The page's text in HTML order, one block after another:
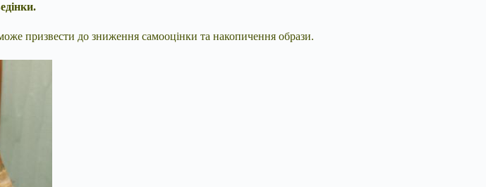
призвести до зниження самооцінки та накопичення образи.